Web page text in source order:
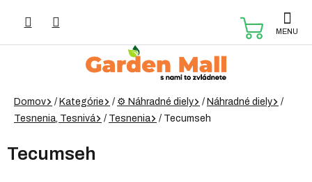
Domov / Kategórie / ⚙️ Náhradné diely / Náhradné diely
/
Tesnenia, Tesnivá
/ Tesnenia / Tecumseh
Tecumseh